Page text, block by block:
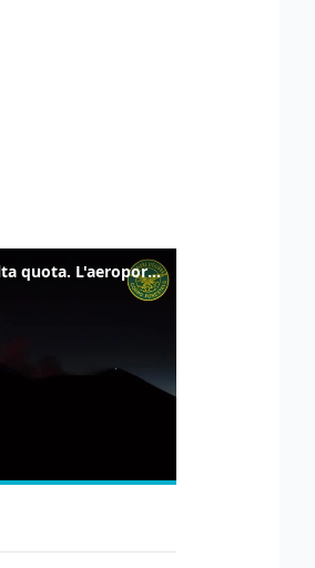
Etna, esplosioni e colate ad alta quota. L'aeroporto di Catania verso la normalità